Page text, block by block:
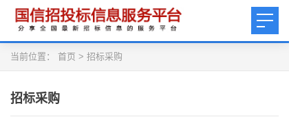
当前位置： 首页 > 招标采购
招标采购